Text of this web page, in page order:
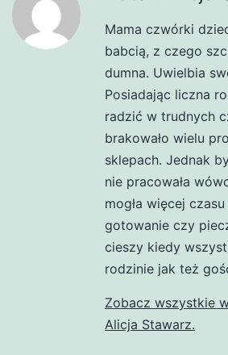
Mama czwórki
babcią, z czego
dumna. Uwielbia
Posiadając liczna
radzić w trudnych
brakowało wielu
sklepach. Jednak
nie pracowała
mogła więcej
gotowanie czy
cieszy kiedy
rodzinie jak też
Zobacz wszystkie
Alicja Stawarz.